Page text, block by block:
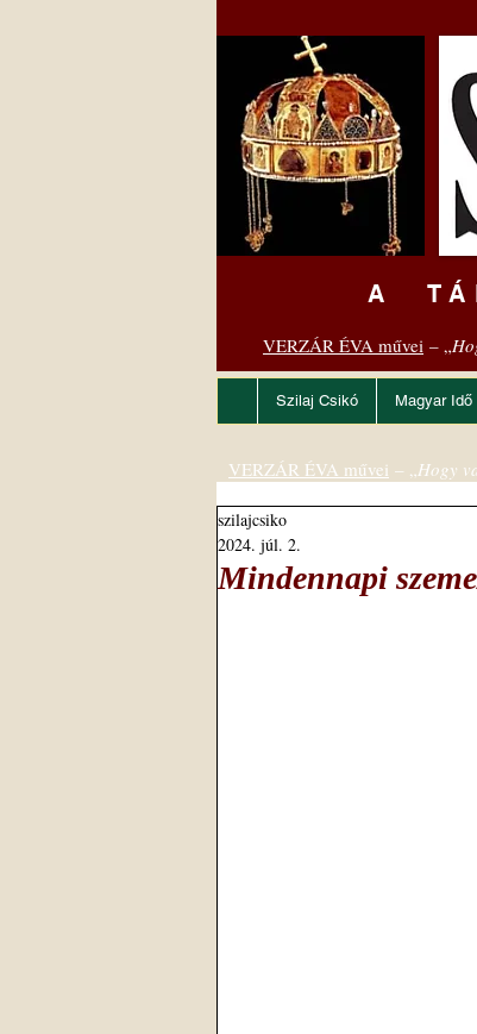
A
VERZÁR ÉVA művei – „
Szilaj Csikó Magyar Idő
Mindennapi
szilajcsiko
2024. júl. 2.
VERZÁR ÉVA művei – „Hogy